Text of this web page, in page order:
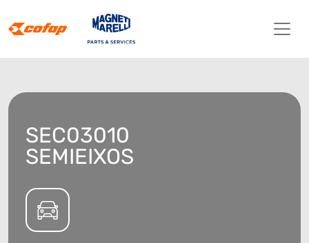
SEC03010
SEMIEIXOS